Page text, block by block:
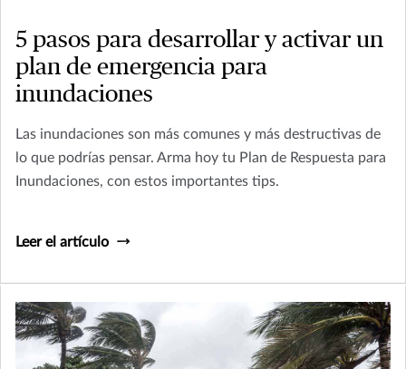
5 pasos para desarrollar y activar un
plan de emergencia para
inundaciones
Las inundaciones son más comunes y más destructivas de
lo que podrías pensar. Arma hoy tu Plan de Respuesta para
Inundaciones, con estos importantes tips.
Leer el artículo